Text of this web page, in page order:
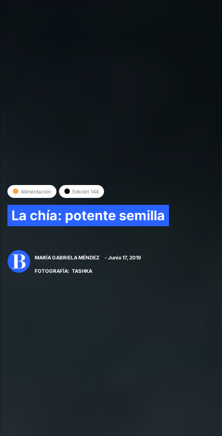
Alimentación Edición 144
La chía: potente semilla
MARÍA GABRIELA MÉNDEZ - Junio 17, 2019
FOTOGRAFÍA: TASHKA